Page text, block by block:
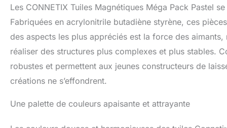
de tri et des
profitez des
citron, violet et
unique,
claires. Le
toute la gamme
magnétiques, le
existants. Avec
donnez vie à
Les CONNETIX Tuiles Magnétiques Méga Pack Pastel
Fabriquées en acrylonitrile butadiène styrène, ces
des aspects les plus appréciés est la force des
réaliser des structures plus complexes et plus stables.
robustes et permettent aux jeunes constructeurs de
créations ne s’effondrent.
Une palette de couleurs apaisante et attrayante